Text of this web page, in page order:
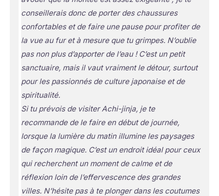
conseillerais donc de porter des chaussures
confortables et de faire une pause pour profiter de
la vue au fur et à mesure que tu grimpes. N’oublie
pas non plus d’apporter de l’eau ! C’est un petit
sanctuaire, mais il vaut vraiment le détour, surtout
pour les passionnés de culture japonaise et de
spiritualité.
Si tu prévois de visiter Achi-jinja, je te
recommande de le faire en début de journée,
lorsque la lumière du matin illumine les paysages
de façon magique. C’est un endroit idéal pour ceux
qui recherchent un moment de calme et de
réflexion loin de l’effervescence des grandes
villes. N’hésite pas à te plonger dans les coutumes